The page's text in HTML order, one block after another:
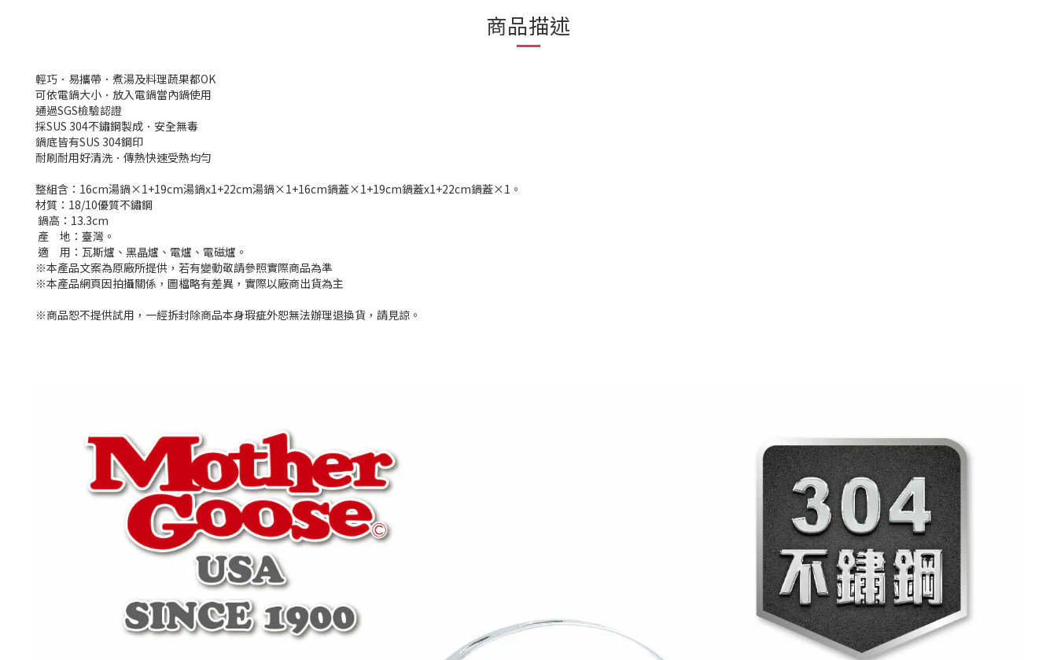
商品描述
輕巧．易攜帶．煮湯及料理蔬果都OK
可依電鍋大小．放入電鍋當內鍋使用
通過SGS檢驗認證
採SUS 304不鏽鋼製成．安全無毒
鍋底皆有SUS 304鋼印
耐刷耐用好清洗．傳熱快速受熱均勻
整組含：16cm湯鍋×1+19cm湯鍋x1+22cm湯鍋×1+16cm鍋蓋×1+19cm鍋蓋x1+22cm鍋蓋×1。
材質：18/10優質不鏽鋼
鍋高：13.3cm
產 地：臺灣。
適 用：瓦斯爐、黑晶爐、電爐、電磁爐。
※本產品文案為原廠所提供，若有變動敬請參照實際商品為準
※本產品網頁因拍攝關係，圖檔略有差異，實際以廠商出貨為主
※商品恕不提供試用，一經拆封除商品本身瑕疵外恕無法辦理退換貨，請見諒。